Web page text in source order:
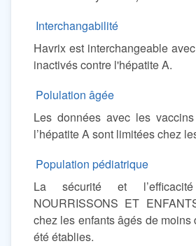
Interchangabilité
Havrix est interchangeable
inactivés contre l'hépatite A.
Polulation âgée
Les données avec les
l’hépatite A sont limitées chez
Population pédiatrique
La sécurité et
NOURRISSONS ET
chez les enfants âgés de moins
été établies.